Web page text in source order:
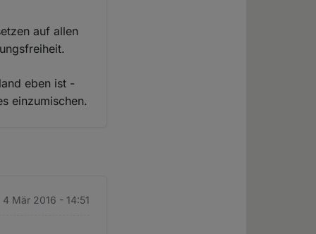
auf allen
eben ist -
einzumischen.
4 Mär 2016 - 14:51